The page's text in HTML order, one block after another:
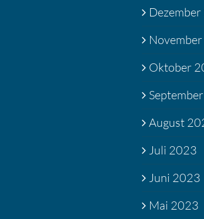
Oktober
August
Juli 2023
Juni 2023
Mai 2023